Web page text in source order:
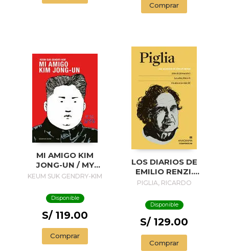
Comprar
MI AMIGO KIM
JONG-UN / MY
FRIEND KIM JONG-
KEUM SUK GENDRY-KIM
Disponible
S/ 119.00
Comprar
LOS DIARIOS DE
EMILIO RENZI.
AÑOS DE
AÑOS FELICES II;
UN DIA EN LA VIDA
III
PIGLIA, RICARDO
Disponible
S/ 129.00
Comprar